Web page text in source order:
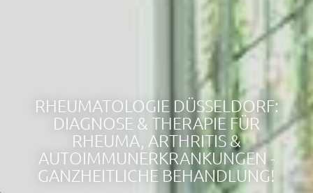
RHEUMATOLOGIE DÜSSELDORF:
DIAGNOSE & THERAPIE FÜR
RHEUMA, ARTHRITIS &
AUTOIMMUNERKRANKUNGEN -
GANZHEITLICHE BEHANDLUNG!